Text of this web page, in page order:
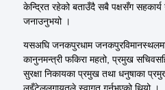
केन्द्रित रहेको बताउँदै सबै पक्षसँग सहकार्य
जनाउनुभयो ।
यसअघि जनकपुरधाम
कानुनमन्त्री फकिरा महतो, प्रमुख
सुरक्षा निकायका प्रमुख तथा धनुषाका